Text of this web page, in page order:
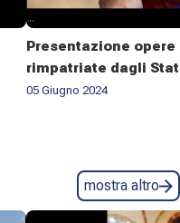
Presentazione
rimpatriate dagli
05 Giugno 2024
mostra altro